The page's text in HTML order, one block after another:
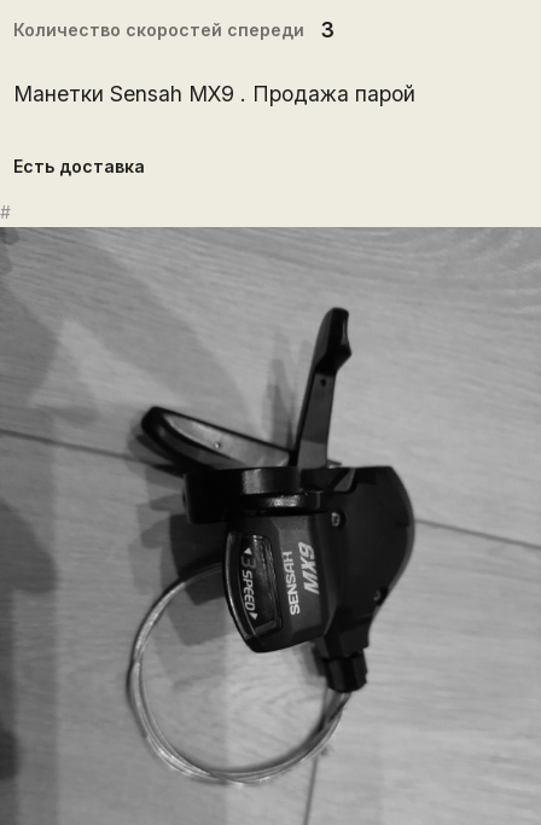
Количество скоростей спереди 3
Манетки Sensah MX9 . Продажа парой
Есть доставка
#